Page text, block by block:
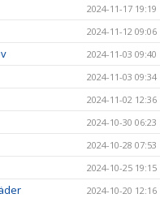
2024-11-17 19:19
2024-11-12 09:06
2024-11-03 09:40
2024-11-03 09:34
2024-11-02 12:36
2024-10-30 06:23
2024-10-28 07:53
2024-10-25 19:15
2024-10-20 12:16